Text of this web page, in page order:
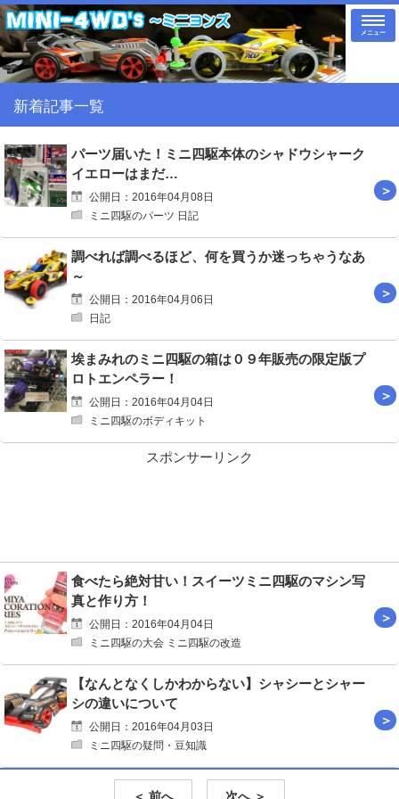
メニュー
新着記事一覧
パーツ届いた！ミニ四駆本体のシャドウシャーク
イエローはまだ…
公開日：2016年04月08日
ミニ四駆のパーツ 日記
調べれば調べるほど、何を買うか迷っちゃうなあ
～
公開日：2016年04月06日
日記
埃まみれのミニ四駆の箱は０９年販売の限定版プ
ロトエンペラー！
公開日：2016年04月04日
ミニ四駆のボディキット
スポンサーリンク
食べたら絶対甘い！スイーツミニ四駆のマシン写
真と作り方！
公開日：2016年04月04日
ミニ四駆の大会 ミニ四駆の改造
【なんとなくしかわからない】シャシーとシャー
シの違いについて
公開日：2016年04月03日
ミニ四駆の疑問・豆知識
＜ 前へ 次へ ＞